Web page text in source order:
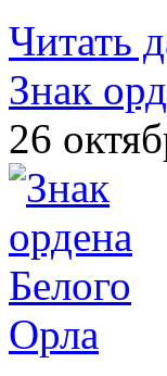
Читать
Знак
26